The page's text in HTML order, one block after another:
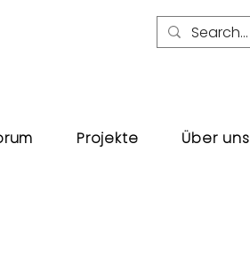
Projekte Über uns